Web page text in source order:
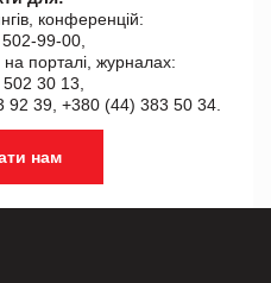
конференцій:
99-00,
порталі, журналах:
30 13,
92 39, +380 (44) 383 50 34.
нам